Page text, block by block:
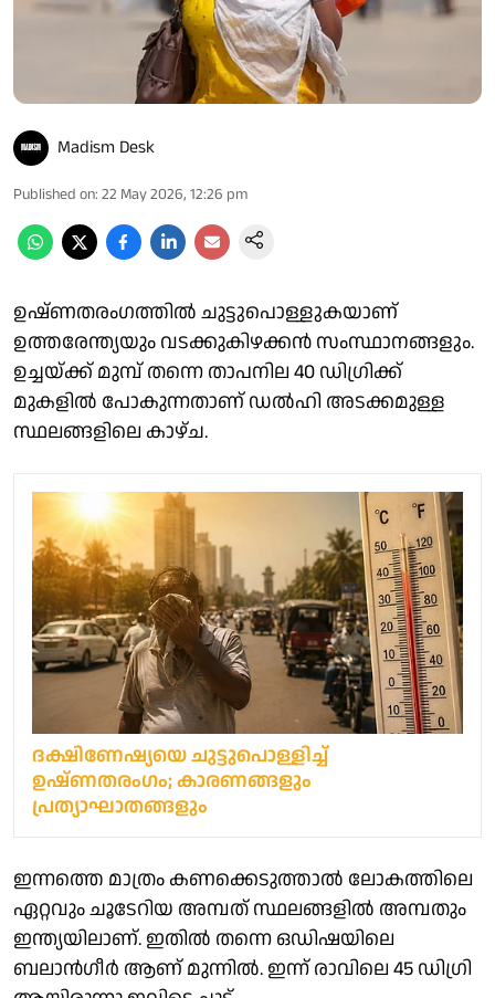
Madism Desk
Published on: 22 May 2026, 12:26 pm
ഉഷ്ണതരംഗത്തിൽ ചുട്ടുപൊള്ളുകയാണ്
ഉത്തരേന്ത്യയും വടക്കുകിഴക്കൻ സംസ്ഥാനങ്ങളും.
ഉച്ചയ്ക്ക് മുമ്പ് തന്നെ താപനില 40 ഡിഗ്രിക്ക്
മുകളിൽ പോകുന്നതാണ് ഡൽഹി അടക്കമുള്ള
സ്ഥലങ്ങളിലെ കാഴ്ച.
ദക്ഷിണേഷ്യയെ ചുട്ടുപൊള്ളിച്ച്
ഉഷ്ണതരംഗം; കാരണങ്ങളും
പ്രത്യാഘാതങ്ങളും
ഇന്നത്തെ മാത്രം കണക്കെടുത്താൽ ലോകത്തിലെ
ഏറ്റവും ചൂടേറിയ അമ്പത് സ്ഥലങ്ങളിൽ അമ്പതും
ഇന്ത്യയിലാണ്. ഇതിൽ തന്നെ ഒഡിഷയിലെ
ബലാൻഗീർ ആണ് മുന്നിൽ. ഇന്ന് രാവിലെ 45 ഡിഗ്രി